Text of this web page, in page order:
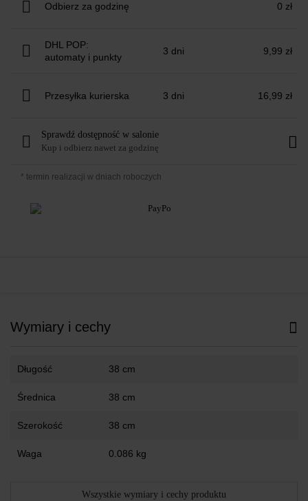
Odbierz za godzinę 0 zł
DHL POP:
automaty i punkty
3 dni 9,99 zł
Przesyłka kurierska 3 dni 16,99 zł
Sprawdź dostępność w salonie
Kup i odbierz nawet za godzinę
* termin realizacji w dniach roboczych
Wymiary i cechy
Długość 38 cm
Średnica 38 cm
Szerokość 38 cm
Waga 0.086 kg
Wszystkie wymiary i cechy produktu